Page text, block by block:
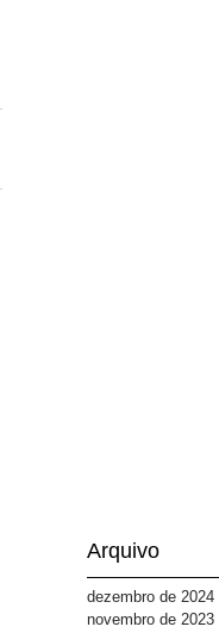
Arquivo
dezembro de 2024
novembro de 2023